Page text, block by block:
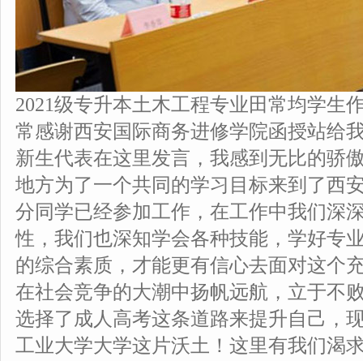
2021级专升本土木工程专业田常均学生
常感谢西安国际商务进修学院函授站给
新生代表在这里发言，我感到无比的骄
地方为了一个共同的学习目标来到了西
分同学已经参加工作，在工作中我们深
性，我们也深知学会各种技能，学好专
的综合素质，才能更有信心去面对这个
在社会竞争的大潮中扬帆远航，立于不
选择了成人高考这条道路来提升自己，
工业大学大学这片沃土！这里有我们渴